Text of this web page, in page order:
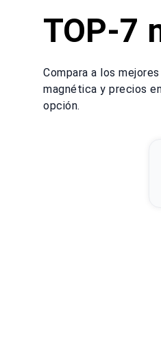
TOP-7
Compara a los
magnética y precios
opción.